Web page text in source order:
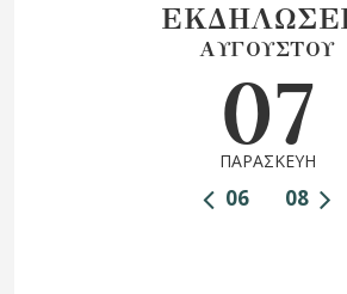
ΑΥΓΟΥΣΤΟΥ
07
ΠΑΡΑΣΚΕΥΗ
08
06